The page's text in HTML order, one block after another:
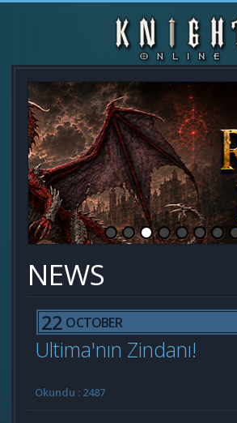
NEWS
22 OCTOBER
Ultima'nın Zindanı!
Okundu : 2487